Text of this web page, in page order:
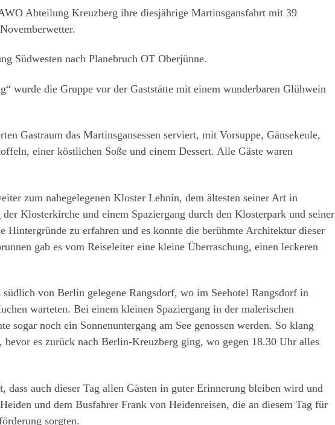
Abteilung Kreuzberg ihre diesjährige Martinsgansfahrt mit 39
Südwesten nach Planebruch OT Oberjünne.
wurde die Gruppe vor der Gaststätte mit einem wunderbaren Glühwein
Gastraum das Martinsgansessen serviert, mit Vorsuppe, Gänsekeule,
einer köstlichen Soße und einem Dessert. Alle Gäste waren
zum nahegelegenen Kloster Lehnin, dem ältesten seiner Art in
Klosterkirche und einem Spaziergang durch den Klosterpark und seiner
Hintergründe zu erfahren und es konnte die berühmte Architektur dieser
gab es vom Reiseleiter eine kleine Überraschung, einen leckeren
von Berlin gelegene Rangsdorf, wo im Seehotel Rangsdorf in
warteten. Bei einem kleinen Spaziergang in der malerischen
sogar noch ein Sonnenuntergang am See genossen werden. So klang
bevor es zurück nach Berlin-Kreuzberg ging, wo gegen 18.30 Uhr alles
auch dieser Tag allen Gästen in guter Erinnerung bleiben wird und
und dem Busfahrer Frank von Heidenreisen, die an diesem Tag für
sorgten.